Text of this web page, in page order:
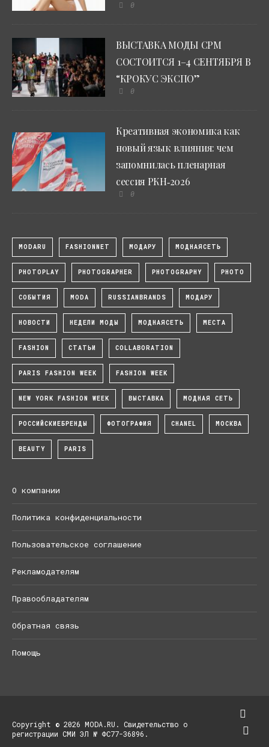
0
ВЫСТАВКА МОДЫ CPM
СОСТОИТСЯ 1–4 СЕНТЯБРЯ В
“КРОКУС ЭКСПО”
0
Креативная экономика как
новый язык влияния: чем
запомнилась пленарная
сессия РКН‑2026
0
MODARU FASHIONNET МОДАРУ МОДНАЯСЕТЬ
PHOTOPLAY PHOTOGRAPHER PHOTOGRAPHY PHOTO
СОБЫТИЯ MODA RUSSIANBRANDS МОДАРУ
НОВОСТИ НЕДЕЛИ МОДЫ МОДНАЯСЕТЬ МЕСТА
FASHION СТАТЬИ COLLABORATION
PARIS FASHION WEEK FASHION WEEK
NEW YORK FASHION WEEK ВЫСТАВКА МОДНАЯ СЕТЬ
РОССИЙСКИЕБРЕНДЫ ФОТОГРАФИЯ CHANEL МОСКВА
BEAUTY PARIS
О компании
Политика конфиденциальности
Пользовательское соглашение
Рекламодателям
Правообладателям
Обратная связь
Помощь
Copyright © 2026 MODA.RU. Свидетельство о
регистрации СМИ ЭЛ № ФС77-36896.